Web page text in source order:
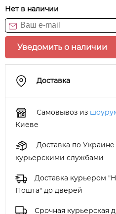
Нет в наличии
Уведомить о наличии
Доставка
Самовывоз из
Киеве
Доставка по Украине
курьерскими службами
Доставка курьером
Пошта" до дверей
Срочная курьерская